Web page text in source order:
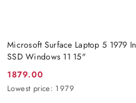
Microsoft Surface Laptop 5 1979
SSD Windows 11 15"
Promotion
price:
1879.00
Lowest
Lowest price: 1979